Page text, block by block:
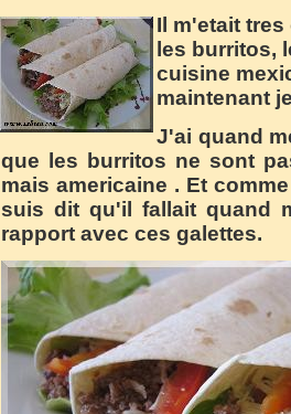
Il m'etait
les burritos,
cuisine
maintenant
J'ai quand
que les burritos ne sont
mais americaine . Et
suis dit qu'il fallait quand
rapport avec ces galettes.